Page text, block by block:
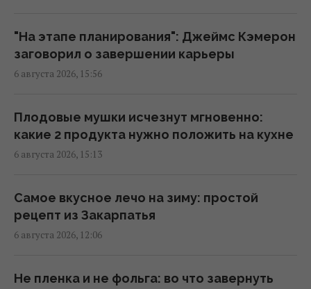
определить по дате рождения
19:54 четверг, 06 августа 2026
2000-х впервые раскрыла, почему исчезла
со сцены
18:42 четверг, 06 августа 2026
Не Кировоград и не Елисаветград: как
назывался Кропивницкий изначально
17:15 четверг, 06 августа 2026
В Италии из-за жары популярные
"На этапе планирования": Джеймс Кэмерон
заговорил о завершении карьеры
6 августа 2026, 15:56
Плодовые мушки исчезнут мгновенно:
какие 2 продукта нужно положить на кухне
6 августа 2026, 15:13
Самое вкусное лечо на зиму: простой
рецепт из Закарпатья
6 августа 2026, 12:06
Не пленка и не фольга: во что завернуть